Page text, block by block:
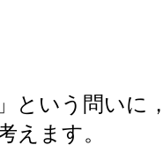
という問いに
えます。